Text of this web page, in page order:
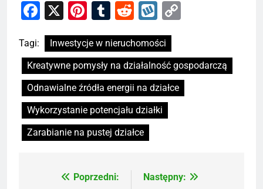
Facebook
X Pinterest
Tumblr
RedditWykop
Tagi:
Inwestycje w nieruchomości
Kreatywne pomysły na działalność gospodarczą
Odnawialne źródła energii na działce
Wykorzystanie potencjału działki
Zarabianie na pustej działce
NawigacjaPoprzedni:
Następny: